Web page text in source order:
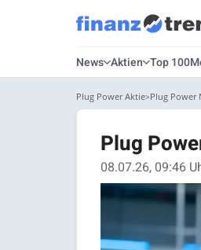
News Aktien Top 100
Plug Power Aktie Plug Power
Plug
08.07.26, 09:46